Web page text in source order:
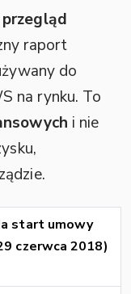
przegląd
raport
do
na rynku. To
i nie
start umowy
czerwca 2018)